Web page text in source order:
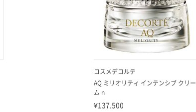
コスメデコルテ
AQ ミリオリティ インテンシブ クリー
ム n
¥137,500